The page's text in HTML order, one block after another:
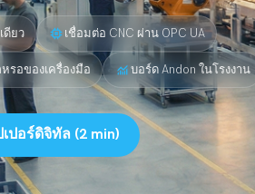
ดียว memoryเชื่อมต่อ CNC ผ่าน OPC UA
รอของเครื่องมือ monitoringบอร์ด Andon ในโรงงาน
ปอร์ดิจิทัล (2 min)